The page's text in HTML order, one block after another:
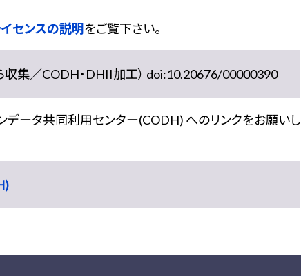
センスの説明をご覧下さい。
収集／CODH・DHII加工） doi:10.20676/00000390
ータ共同利用センター(CODH) へのリンクをお願いし